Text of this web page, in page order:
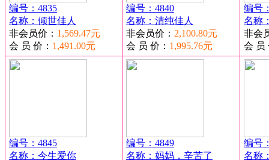
编号：4835
名称：倾世佳人
非会员价： 1,569.47元
会 员 价： 1,491.00元
编号：4840
名称：清纯佳人
非会员价： 2,100.80元
会 员 价： 1,995.76元
编号
名称
非会
会 员
编号：4845
名称：今生爱你
编号：4849
名称：妈妈，辛苦了
编号
名称